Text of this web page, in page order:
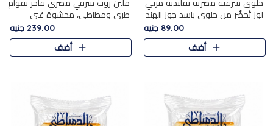
حلوى شرقية مصرية تقليدية مربي
لوز تُحضَّر من حلوى باسد جوز الهند
بقوام طري ومذاق غني، وتُزين
وتغطاه بقطع اللوز الفاخر التي
تضيف لمسة مميزة م..
89.00 جنيه
أضف
ملبن روب شرقي مصري فاخر بقوام
طري ومطاطي، محشوة غني
بسخاء بقطع عين الجمل واللوز
الفاخر التي تضيف قرمشة مميزة
ومرضية ونكهة ناتي غنية في كل
239.00 جنيه
أضف